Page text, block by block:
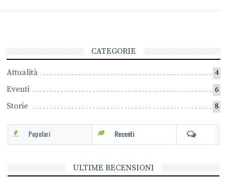
CATEGORIE
Attualità 4
Eventi 6
Storie 8
Popolari Recenti
ULTIME RECENSIONI